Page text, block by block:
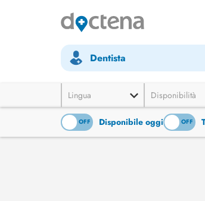
Dentista
Lingua Disponibilità
OFF Disponibile oggi
ON OFF